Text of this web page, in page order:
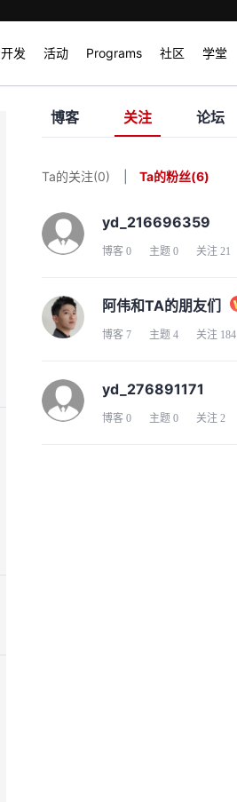
开发 活动 Programs 社区 学堂
博客 关注 论坛
Ta的关注(0) Ta的粉丝(6)
yd_216696359
博客 0 主题 0 关注 21
阿伟和TA的朋友们
博客 7 主题 4 关注 184
yd_276891171
博客 0 主题 0 关注 2